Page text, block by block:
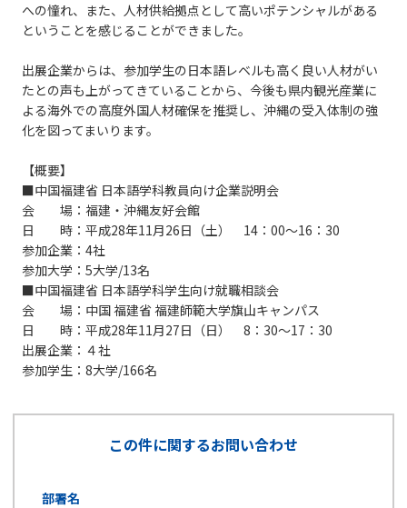
への憧れ、また、人材供給拠点として高いポテンシャルがある
ということを感じることができました。
出展企業からは、参加学生の日本語レベルも高く良い人材がい
たとの声も上がってきていることから、今後も県内観光産業に
よる海外での高度外国人材確保を推奨し、沖縄の受入体制の強
化を図ってまいります。
【概要】
■中国福建省 日本語学科教員向け企業説明会
会 場：福建・沖縄友好会館
日 時：平成28年11月26日（土） 14：00～16：30
参加企業：4社
参加大学：5大学/13名
■中国福建省 日本語学科学生向け就職相談会
会 場：中国 福建省 福建師範大学旗山キャンパス
日 時：平成28年11月27日（日） 8：30～17：30
出展企業：４社
参加学生：8大学/166名
この件に関するお問い合わせ
部署名